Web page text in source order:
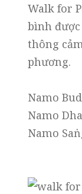
Walk for
bình
thông
phương.
Namo
Namo
Namo